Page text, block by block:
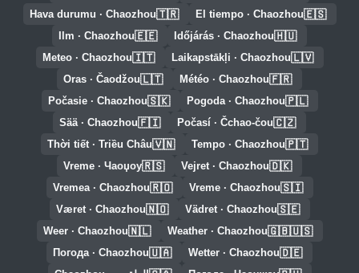
🇪🇸
El tiempo · Chaozhou
🇹🇷
Hava durumu · Chaozhou
🇭🇺
Időjárás · Chaozhou
🇪🇪
Ilm · Chaozhou
🇱🇻
Laikapstākļi · Chaozhou
🇮🇹
Meteo · Chaozhou
🇫🇷
Météo · Chaozhou
🇱🇹
Oras · Čaodžou
🇵🇱
Pogoda · Chaozhou
🇸🇰
Počasie · Chaozhou
🇨🇿
Počasí · Čchao-čou
🇫🇮
Sää · Chaozhou
🇵🇹
Tempo · Chaozhou
🇻🇳
Thời tiết · Triều Châu
🇩🇰
Vejret · Chaozhou
🇷🇸
Vreme · Чаоџоу
🇸🇮
Vreme · Chaozhou
🇷🇴
Vremea · Chaozhou
🇸🇪
Vädret · Chaozhou
🇳🇴
Været · Chaozhou
🇬🇧🇺🇸
Weather · Chaozhou
🇳🇱
Weer · Chaozhou
🇩🇪
Wetter · Chaozhou
🇺🇦
Погода · Chaozhou